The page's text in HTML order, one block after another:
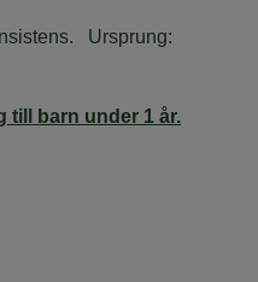
Ursprung:
till barn under 1 år.